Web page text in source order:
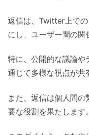
返信は、Twitter上で
にし、ユーザー間の関
特に、公開的な議論や
通じて多様な視点が共
また、返信は個人間
要な役割を果たします。